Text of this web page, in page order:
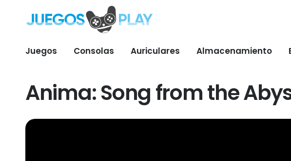
Juegos Consolas Auriculares Almacenamiento
Anima: Song from the